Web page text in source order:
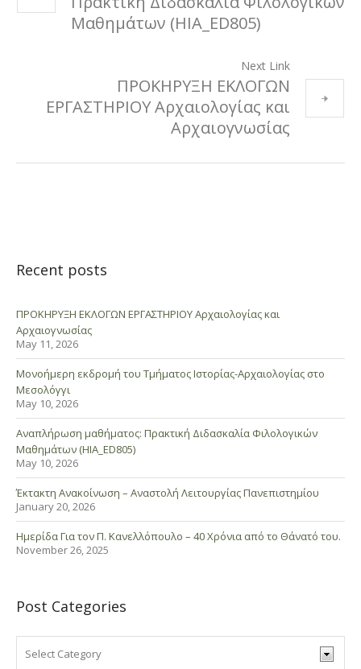
Μαθημάτων (HIA_ED805)
Next Link
ΠΡΟΚΗΡΥΞΗ ΕΚΛΟΓΩΝ
ΕΡΓΑΣΤΗΡΙΟΥ Αρχαιολογίας και
Αρχαιογνωσίας
Recent posts
ΠΡΟΚΗΡΥΞΗ ΕΚΛΟΓΩΝ ΕΡΓΑΣΤΗΡΙΟΥ Αρχαιολογίας και
Αρχαιογνωσίας
May 11, 2026
Μονοήμερη εκδρομή του Τμήματος Ιστορίας-Αρχαιολογίας στο
Μεσολόγγι
May 10, 2026
Αναπλήρωση μαθήματος: Πρακτική Διδασκαλία Φιλολογικών
Μαθημάτων (HIA_ED805)
May 10, 2026
Έκτακτη Ανακοίνωση – Αναστολή Λειτουργίας Πανεπιστημίου
January 20, 2026
Ημερίδα Για τον Π. Κανελλόπουλο – 40 Χρόνια από το Θάνατό του.
November 26, 2025
Post Categories